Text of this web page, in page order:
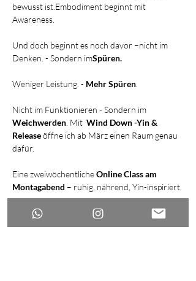
bewusst ist.Embodiment beginnt mit
Awareness.
Und doch beginnt es noch davor –nicht im
Denken. - Sondern imSpüren.
Weniger Leistung. - Mehr Spüren
Nicht im Funktionieren - Sondern im
Weichwerden . Mit Wind Down -Yin &
Release öffne ich ab März einen Raum genau
dafür.
Eine zweiwöchentliche Online Class am
Montagabend – ruhig, nährend, Yin-inspiriert.
- Fokus auf Fascial Release /Myofascial release